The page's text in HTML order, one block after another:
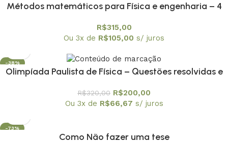
Métodos matemáticos para Física e engenharia – 4
R$315,00
Ou 3x de R$105,00 s/ juros
-38%
Olimpíada Paulista de Física – Questões resolvidas e
R$320,00 R$200,00
Ou 3x de R$66,67 s/ juros
-73%
Como Não fazer uma tese